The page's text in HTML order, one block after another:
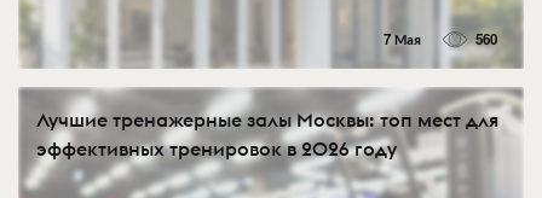
7 Мая 560
Лучшие тренажерные залы Москвы: топ мест для
эффективных тренировок в 2026 году